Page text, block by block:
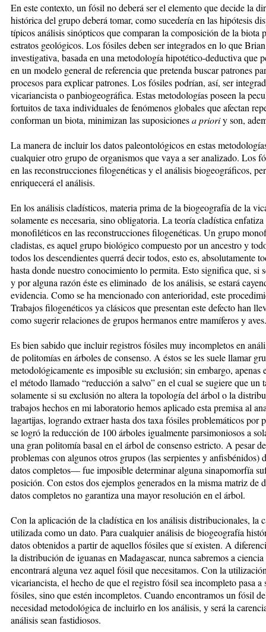
En este contexto, un fósil no deberá ser el elemento que decide la
histórica del grupo deberá tomar, como sucedería en las hipótesis
típicos análisis sinópticos que comparan la composición de la biota
estratos geológicos. Los fósiles deben ser integrados en lo que
investigativa, basada en una metodología hipotético-deductiva que
en un modelo general de referencia que pretenda buscar patrones
procesos para explicar patrones. Los fósiles podrían, así, ser
vicariancista o panbiogeográfica. Estas metodologías poseen la
fortuitos de taxa individuales de fenómenos globales que afectan
conforman un biota, minimizan las suposicionesa prioriy son,
La manera de incluir los datos paleontológicos en estas
cualquier otro grupo de organismos que vaya a ser analizado. Los
en las reconstrucciones filogenéticas y el análisis biogeográficos,
enriquecerá el análisis.
En los análisis cladísticos, materia prima de la biogeografía de la
solamente es necesaria, sino obligatoria. La teoría cladística
monofiléticos en las reconstrucciones filogenéticas. Un grupo
cladis­tas, es aquel grupo biológico compuesto por un ancestro y
todos los descendientes querrá decir todos, esto es, absolutamente
hasta donde nuestro conocimiento lo permita. Esto significa que, si
y por alguna razón éste es eliminado de los análisis, se estará
evidencia. Como se ha mencionado con anterioridad, este
Trabajos filogenéticos ya clásicos que presentan este defecto han
como sugerir relaciones de grupos hermanos entre mamíferos y aves.
Es bien sabido que incluir registros fósiles muy incompletos en
de politomías en árboles de consenso. A éstos se les suele llamar
metodológicamente es imposible su exclusión; sin embargo,
el método llamado “reducción a salvo” en el cual se sugiere que
solamente si su exclusión no altera la topología del árbol o la
trabajos hechos en mi laboratorio hemos aplicado esta premisa al
lagartijas, logrando extraer hasta dos taxa fósiles problemáticos por
se logró la reducción de 100 árboles igualmente parsimoniosos a
una gran politomía basal en el árbol de consenso estricto. A pesar
problemas con algunos otros grupos (las serpientes y anfisbénidos)
datos completos— fue imposible determinar alguna sinapomorfía
posición. Con estos dos ejemplos generados en la misma matriz de
datos completos no garantiza una mayor resolución en el árbol.
Con la aplicación de la cladística en los análisis distribucionales, la
utilizada como un dato. Para cualquier análisis de biogeografía
datos obtenidos a partir de aquellos fósiles que sí existen. A
la distribución de iguanas en Madagascar, nunca sabremos a
encontrará alguna vez aquel fósil que necesitamos. Con la
vicariancista, el hecho de que el registro fósil sea incompleto pasa
fósiles, sino que estén incompletos. Cuando encontramos un fósil
necesidad metodológica de incluirlo en los análisis, y será la
análisis sean fastidiosos.